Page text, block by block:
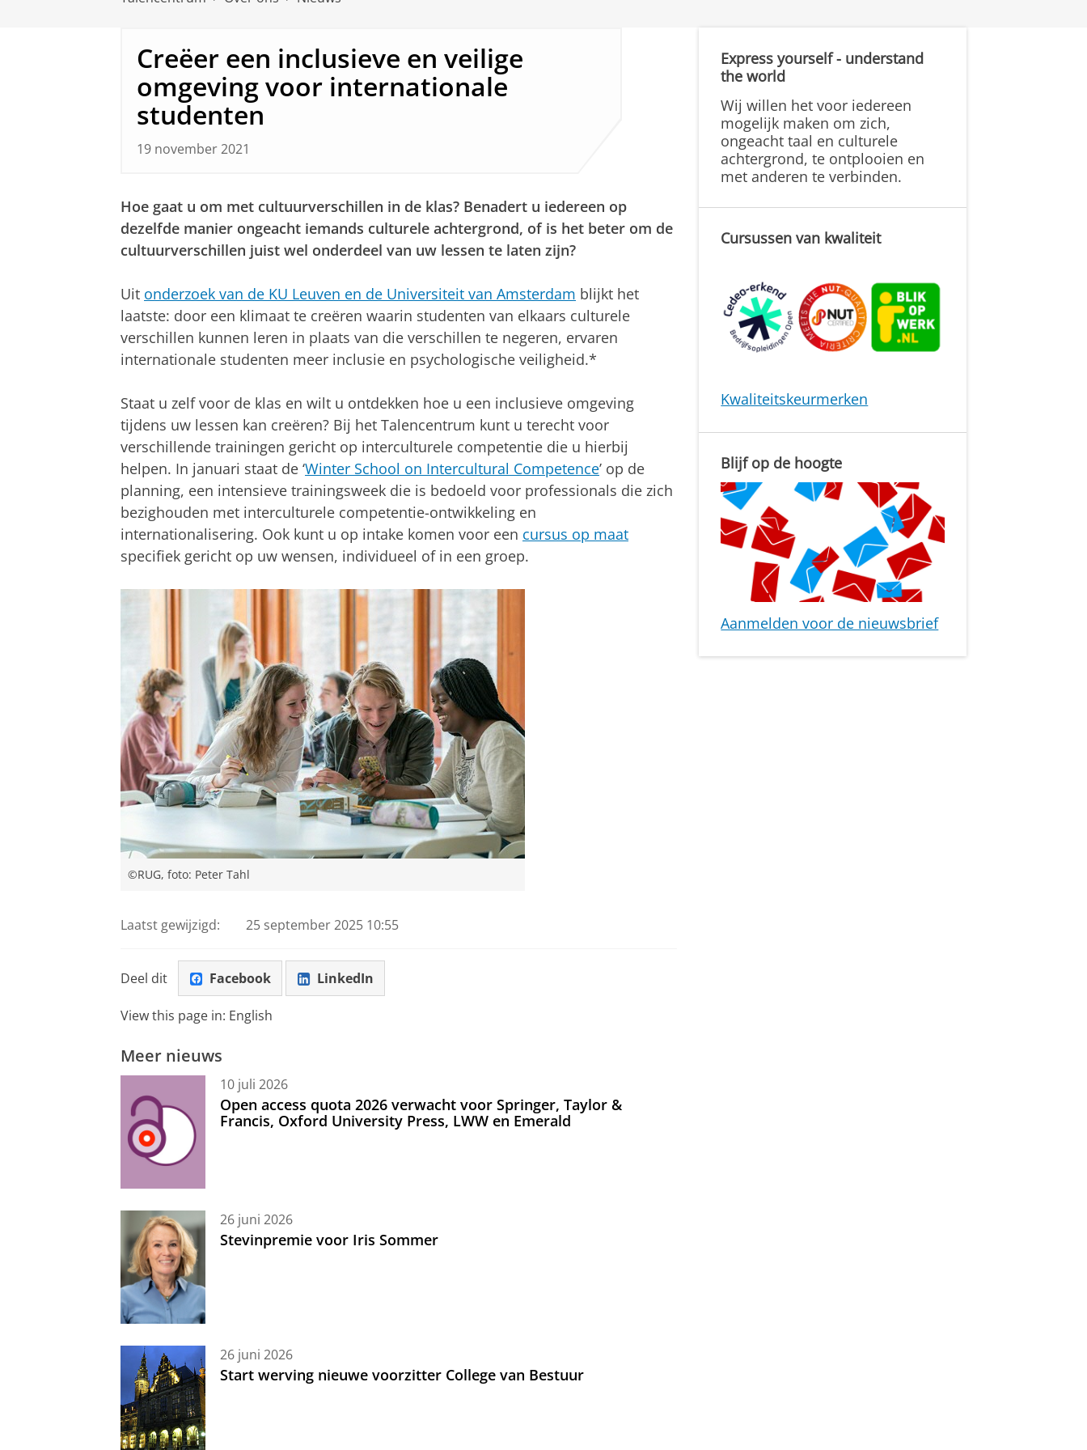
Creëer een inclusieve en veilige
omgeving voor internationale
studenten
19 november 2021
Hoe gaat u om met cultuurverschillen in de klas? Benadert u iedereen op
dezelfde manier ongeacht iemands culturele achtergrond, of is het beter om de
cultuurverschillen juist wel onderdeel van uw lessen te laten zijn?
Uit onderzoek van de KU Leuven en de Universiteit van Amsterdam blijkt het
laatste: door een klimaat te creëren waarin studenten van elkaars culturele
verschillen kunnen leren in plaats van die verschillen te negeren, ervaren
internationale studenten meer inclusie en psychologische veiligheid.*
Staat u zelf voor de klas en wilt u ontdekken hoe u een inclusieve omgeving
tijdens uw lessen kan creëren? Bij het Talencentrum kunt u terecht voor
verschillende trainingen gericht op interculturele competentie die u hierbij
helpen. In januari staat de ‘Winter School on Intercultural Competence’ op de
planning, een intensieve trainingsweek die is bedoeld voor professionals die zich
bezighouden met interculturele competentie-ontwikkeling en
internationalisering. Ook kunt u op intake komen voor een cursus op maat
specifiek gericht op uw wensen, individueel of in een groep.
©RUG, foto: Peter Tahl
Laatst gewijzigd: 25 september 2025 10:55
Deel dit Facebook LinkedIn
View this page in: English
Meer nieuws
10 juli 2026
Open access quota 2026 verwacht voor Springer, Taylor &
Francis, Oxford University Press, LWW en Emerald
26 juni 2026
Stevinpremie voor Iris Sommer
26 juni 2026
Start werving nieuwe voorzitter College van Bestuur
Express yourself - understand
the world
Wij willen het voor iedereen
mogelijk maken om zich,
ongeacht taal en culturele
achtergrond, te ontplooien en
met anderen te verbinden.
Cursussen van kwaliteit
Kwaliteitskeurmerken
Blijf op de hoogte
Aanmelden voor de nieuwsbrief